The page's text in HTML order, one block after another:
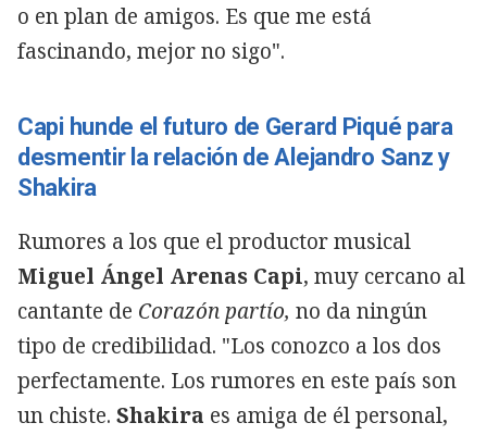
o en plan de amigos. Es que me está
fascinando, mejor no sigo".
Capi hunde el futuro de Gerard Piqué para
desmentir la relación de Alejandro Sanz y
Shakira
Rumores a los que el productor musical
Miguel Ángel Arenas Capi, muy cercano al
cantante de Corazón partío, no da ningún
tipo de credibilidad. "Los conozco a los dos
perfectamente. Los rumores en este país son
un chiste. Shakira es amiga de él personal,